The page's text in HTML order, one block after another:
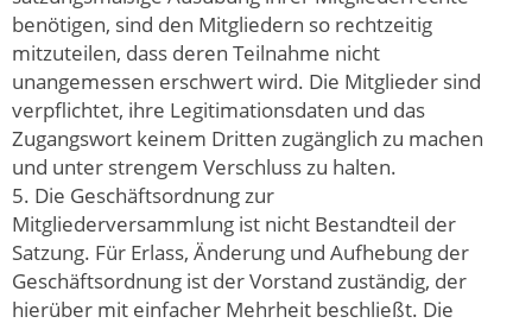
benötigen, sind den Mitgliedern so rechtzeitig
mitzuteilen, dass deren Teilnahme nicht
unangemessen erschwert wird. Die Mitglieder sind
verpflichtet, ihre Legitimationsdaten und das
Zugangswort keinem Dritten zugänglich zu machen
und unter strengem Verschluss zu halten.
5. Die Geschäftsordnung zur
Mitgliederversammlung ist nicht Bestandteil der
Satzung. Für Erlass, Änderung und Aufhebung der
Geschäftsordnung ist der Vorstand zuständig, der
hierüber mit einfacher Mehrheit beschließt. Die